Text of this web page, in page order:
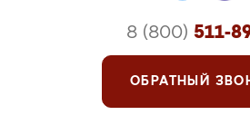
8 (800) 511-
ОБРАТНЫЙ